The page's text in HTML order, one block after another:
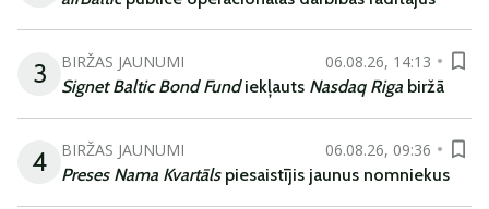
3 BIRŽAS JAUNUMI
06.08.26, 14:13
Signet Baltic Bond Fundiekļauts Nasdaq Riga biržā
4 BIRŽAS JAUNUMI
06.08.26, 09:36
Preses Nama Kvartāls piesaistījis jaunus nomniekus